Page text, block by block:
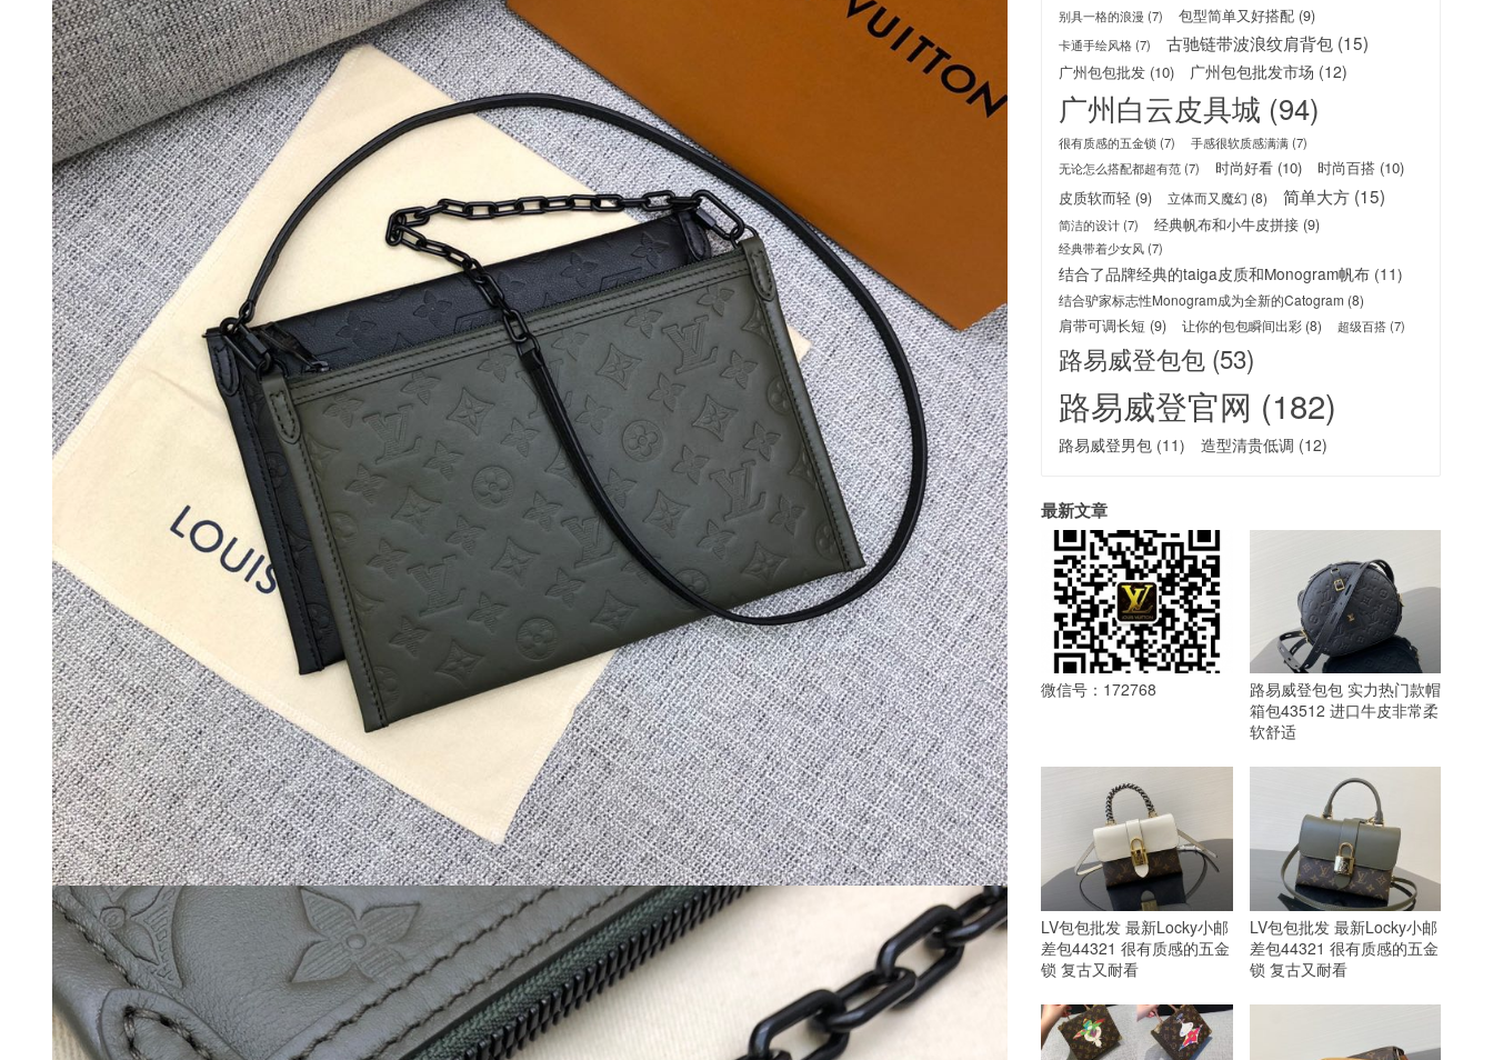
别具一格的浪漫 (7) 包型简单又好搭配 (9)
卡通手绘风格(7) 古驰链带波浪纹肩背包 (15)
广州包包批发 (10) 广州包包批发市场 (12)
广州白云皮具城 (94)
很有质感的五金锁 (7) 手感很软质感满满(7)
无论怎么搭配都超有范(7) 时尚好看 (10) 时尚百搭 (10)
皮质软而轻 (9) 立体而又魔幻 (8) 简单大方 (15)
简洁的设计(7) 经典帆布和小牛皮拼接 (9)
经典带着少女风(7)
结合了品牌经典的taiga皮质和Monogram帆布 (11)
结合驴家标志性Monogram成为全新的Catogram (8)
肩带可调长短 (9) 让你的包包瞬间出彩 (8) 超级百搭(7)
路易威登包包 (53)
路易威登官网 (182)
路易威登男包 (11) 造型清贵低调 (12)
最新文章
微信号：172768
路易威登包包 实力热门款帽
箱包43512 进口牛皮非常柔
软舒适
LV包包批发 最新Locky小邮
差包44321 很有质感的五金
锁 复古又耐看
LV包包批发 最新Locky小邮
差包44321 很有质感的五金
锁 复古又耐看